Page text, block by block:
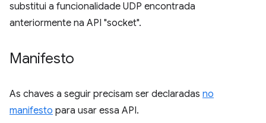
substitui a funcionalidade UDP encontrada
anteriormente na API "socket".
Manifesto
As chaves a seguir precisam ser declaradas no
manifesto para usar essa API.